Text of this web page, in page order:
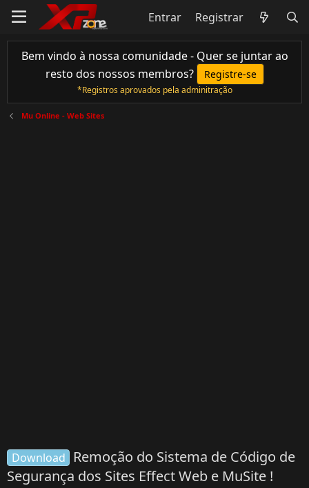
Entrar Registrar
Bem vindo à nossa comunidade - Quer se juntar ao
resto dos nossos membros?
Registre-se
*Registros aprovados pela adminitração
Mu Online - Web Sites
Download
Remoção do Sistema de Código de
Segurança dos Sites Effect Web e MuSite !